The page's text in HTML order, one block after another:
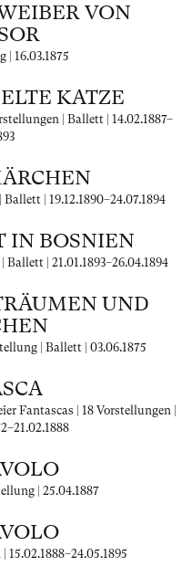
VON
| 16.03.1875
KATZE
| Ballett | 14.02.1887–
| 19.12.1890–24.07.1894
IN BOSNIEN
Ballett | 21.01.1893–26.04.1894
UND
| Ballett | 03.06.1875
Fantascas | 18 Vorstellungen |
–21.02.1888
| 25.04.1887
15.02.1888–24.05.1895